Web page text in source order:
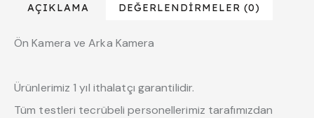
AÇIKLAMA DEĞERLENDIRMELER (0)
Ön Kamera ve Arka Kamera
Ürünlerimiz 1 yıl ithalatçı garantilidir.
Tüm testleri tecrübeli personellerimiz tarafımızdan